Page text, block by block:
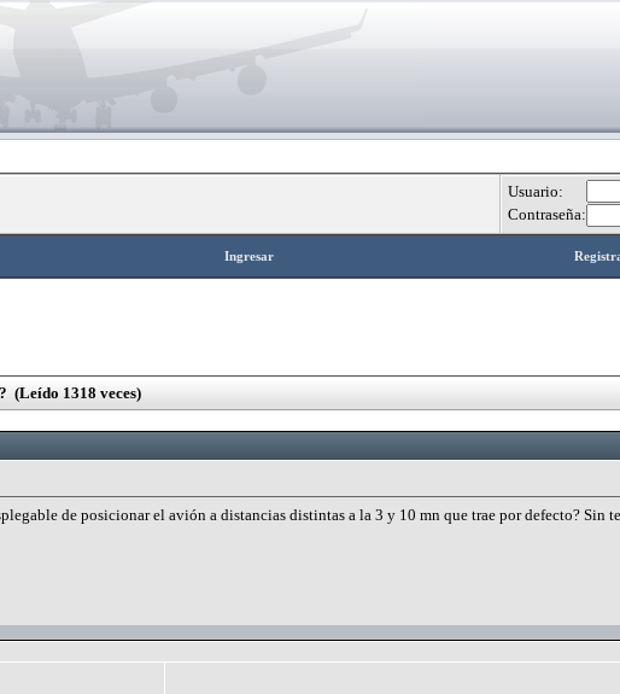
Usuario:
Contraseña:
Ingresar
(Leído 1318 veces)
de posicionar el avión a distancias distintas a la 3 y 10 mn que trae por defecto? Sin